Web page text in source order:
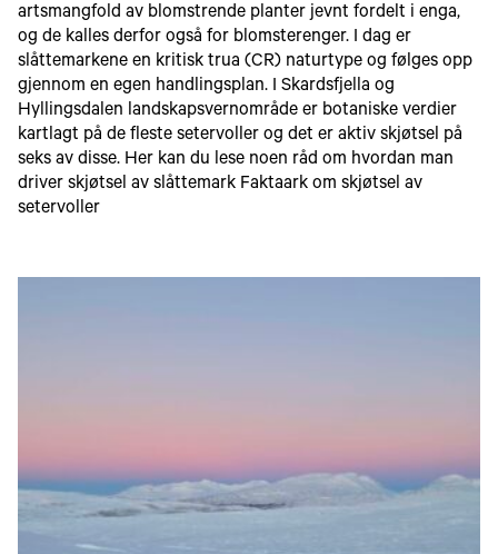
artsmangfold av blomstrende planter jevnt fordelt i enga,
og de kalles derfor også for blomsterenger. I dag er
slåttemarkene en kritisk trua (CR) naturtype og følges opp
gjennom en egen handlingsplan. I Skardsfjella og
Hyllingsdalen landskapsvernområde er botaniske verdier
kartlagt på de fleste setervoller og det er aktiv skjøtsel på
seks av disse. Her kan du lese noen råd om hvordan man
driver skjøtsel av slåttemark Faktaark om skjøtsel av
setervoller